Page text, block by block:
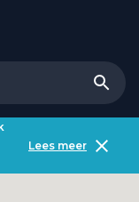
Lees meer